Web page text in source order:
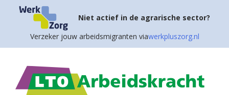
Niet actief in de agrarische sector?
Verzeker jouw arbeidsmigranten viawerkpluszorg.nl